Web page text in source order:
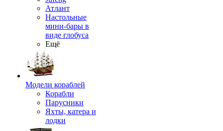
Атлант
Настольные
мини-бары в
виде глобуса
Ещё
Модели кораблей
Корабли
Парусники
Яхты, катера и
лодки